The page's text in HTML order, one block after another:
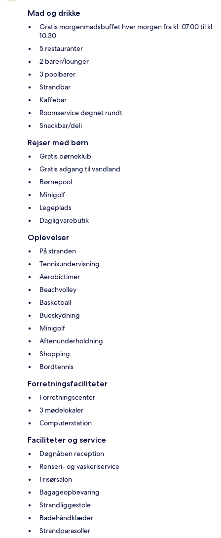
Mad og drikke
Gratis morgenmadsbuffet hver morgen fra kl. 07.00 til kl.
10.30
5 restauranter
2 barer/lounger
3 poolbarer
Strandbar
Kaffebar
Roomservice døgnet rundt
Snackbar/deli
Rejser med børn
Gratis børneklub
Gratis adgang til vandland
Børnepool
Minigolf
Legeplads
Dagligvarebutik
Oplevelser
På stranden
Tennisundervisning
Aerobictimer
Beachvolley
Basketball
Bueskydning
Minigolf
Aftenunderholdning
Shopping
Bordtennis
Forretningsfaciliteter
Forretningscenter
3 mødelokaler
Computerstation
Faciliteter og service
Døgnåben reception
Renseri- og vaskeriservice
Frisørsalon
Bagageopbevaring
Strandliggestole
Badehåndklæder
Strandparasoller